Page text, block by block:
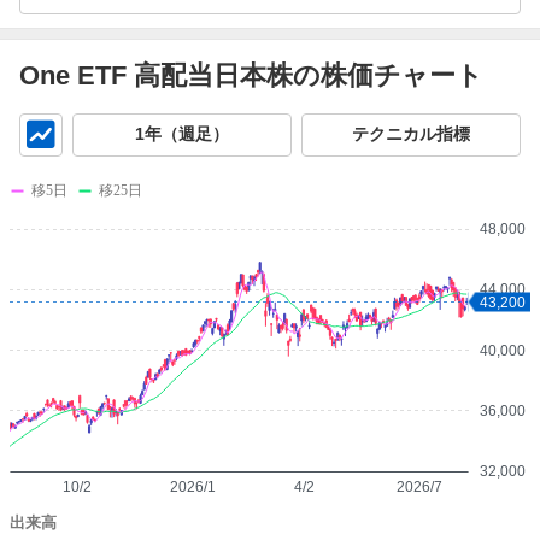
One ETF 高配当日本株の株価チャート
1年（週足） テクニカル指標
32,000
36,000
40,000
44,000
48,000
2026/1 2026/7
10/2 4/2
43,200
移5日 移25日
出来高